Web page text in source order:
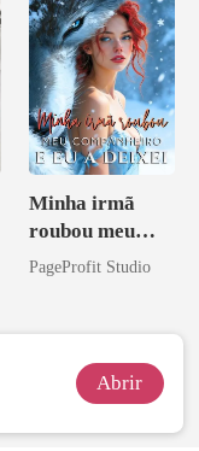
Minha irmã
roubou meu
companheiro e
PageProfit Studio
Abrir